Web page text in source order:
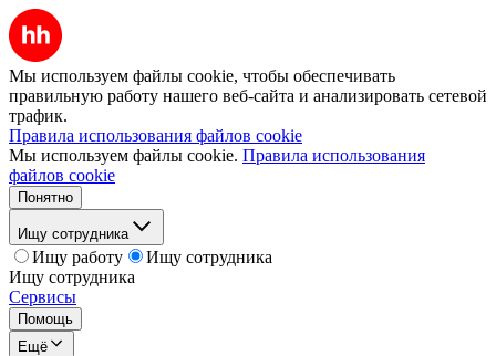
Мы используем файлы cookie, чтобы обеспечивать
правильную работу нашего веб-сайта и анализировать сетевой
трафик.
Правила использования файлов cookie
Мы используем файлы cookie. Правила использования
файлов cookie
Понятно
Ищу сотрудника
Ищу работу
Ищу сотрудника
Ищу сотрудника
Сервисы
Помощь
Ещё